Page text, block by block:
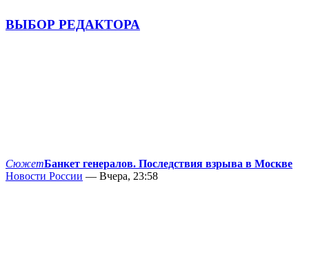
ВЫБОР РЕДАКТОРА
СюжетБанкет генералов. Последствия взрыва в Москве
Новости России — Вчера, 23:58